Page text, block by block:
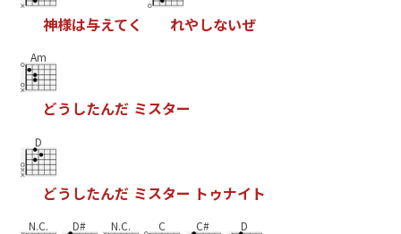
神様は与えてく れやしないぜ
Am
どう したんだ ミスター
D
どう したんだ ミスター ト ゥナイ ト
N.C. D# N.C. C C# D